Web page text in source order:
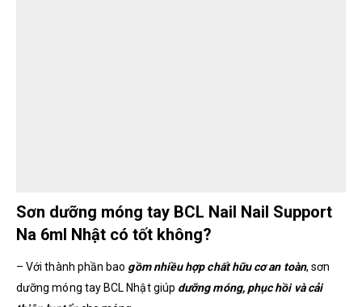
Sơn dưỡng móng tay BCL Nail Nail Support
Na 6ml Nhật có tốt không?
– Với thành phần bao gồm nhiều hợp chất hữu cơ an toàn, sơn
dưỡng móng tay BCL Nhật giúp dưỡng móng, phục hồi và cải